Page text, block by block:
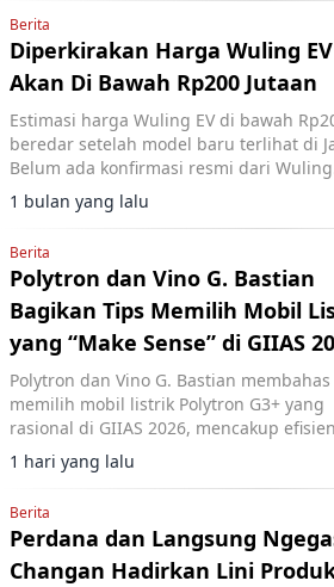
Berita
Diperkirakan Harga Wuling EV
Akan Di Bawah Rp200 Jutaan
Estimasi harga Wuling EV di bawah
beredar setelah model baru terlihat di
Belum ada konfirmasi resmi dari Wuling
Motors Indonesia.
1 bulan yang lalu
Berita
Polytron dan Vino G. Bastian
Bagikan Tips Memilih Mobil
yang “Make Sense” di GIIAS
Polytron dan Vino G. Bastian
memilih mobil listrik Polytron G3+ yang
rasional di GIIAS 2026, mencakup
biaya operasional dan fleksibilitas
baterai.
1 hari yang lalu
Berita
Perdana dan Langsung
Changan Hadirkan Lini